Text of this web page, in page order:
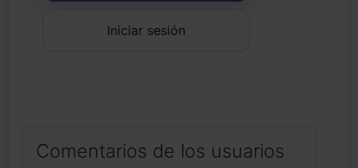
Iniciar sesión
Comentarios de los usuarios